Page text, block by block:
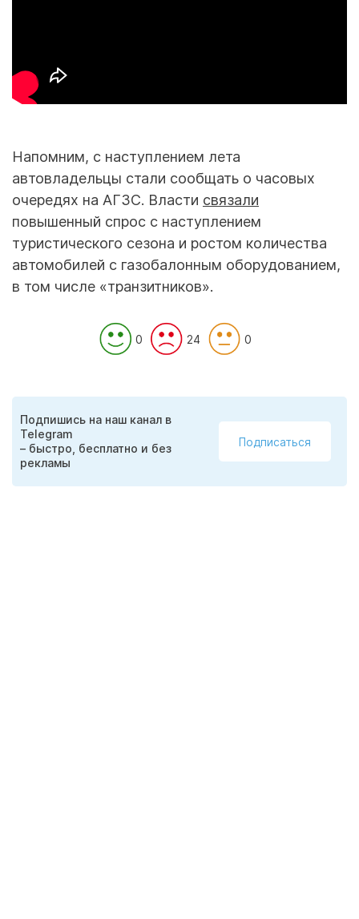
Напомним, с наступлением лета
автовладельцы стали сообщать о часовых
очередях на АГЗС. Власти связали
повышенный спрос с наступлением
туристического сезона и ростом количества
автомобилей с газобалонным оборудованием,
в том числе «транзитников».
0 24 0
Подпишись на наш канал в
Telegram
– быстро, бесплатно и без
рекламы
Подписаться